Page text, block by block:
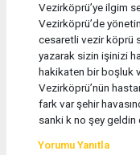
Vezirköprü’ye ilgim
Vezirköprü’de
cesaretli vezir köprü
yazarak sizin işinizi
hakikaten bir boşluk
Vezirköprü’nün
fark var şehir
sanki k no şey geldin
Yorumu Yanıtla